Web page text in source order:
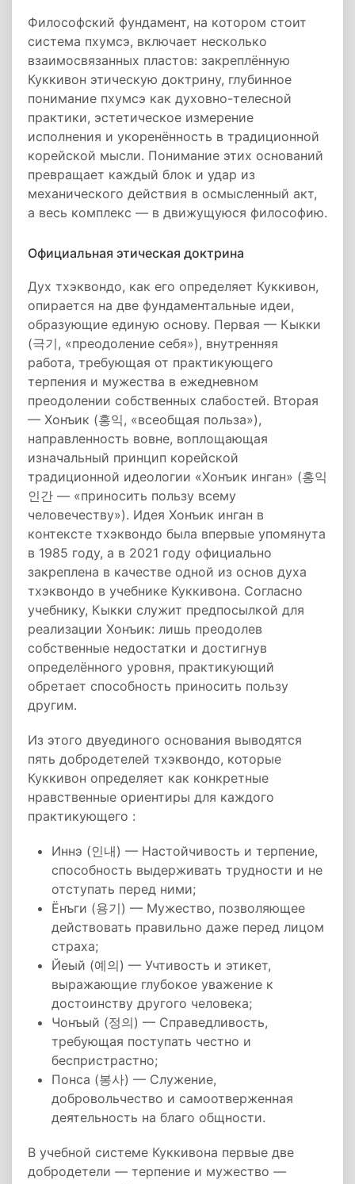
Философский фундамент, на котором стоит
система пхумсэ, включает несколько
взаимосвязанных пластов: закреплённую
Куккивон этическую доктрину, глубинное
понимание пхумсэ как духовно-телесной
практики, эстетическое измерение
исполнения и укоренённость в традиционной
корейской мысли. Понимание этих оснований
превращает каждый блок и удар из
механического действия в осмысленный акт,
а весь комплекс — в движущуюся философию.
Официальная этическая доктрина
Дух тхэквондо, как его определяет Куккивон,
опирается на две фундаментальные идеи,
образующие единую основу. Первая — Кыкки
(극기, «преодоление себя»), внутренняя
работа, требующая от практикующего
терпения и мужества в ежедневном
преодолении собственных слабостей. Вторая
— Хонъик (홍익, «всеобщая польза»),
направленность вовне, воплощающая
изначальный принцип корейской
традиционной идеологии «Хонъик инган» (홍익
인간 — «приносить пользу всему
человечеству»). Идея Хонъик инган в
контексте тхэквондо была впервые упомянута
в 1985 году, а в 2021 году официально
закреплена в качестве одной из основ духа
тхэквондо в учебнике Куккивона. Согласно
учебнику, Кыкки служит предпосылкой для
реализации Хонъик: лишь преодолев
собственные недостатки и достигнув
определённого уровня, практикующий
обретает способность приносить пользу
другим.
Из этого двуединого основания выводятся
пять добродетелей тхэквондо, которые
Куккивон определяет как конкретные
нравственные ориентиры для каждого
практикующего :
Иннэ (인내) — Настойчивость и терпение,
способность выдерживать трудности и не
отступать перед ними;
Ёнъги (용기) — Мужество, позволяющее
действовать правильно даже перед лицом
страха;
Йеый (예의) — Учтивость и этикет,
выражающие глубокое уважение к
достоинству другого человека;
Чонъый (정의) — Справедливость,
требующая поступать честно и
беспристрастно;
Понса (봉사) — Служение,
добровольчество и самоотверженная
деятельность на благо общности.
В учебной системе Куккивона первые две
добродетели — терпение и мужество —